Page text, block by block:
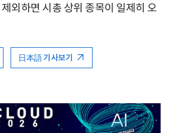
외하면 시총 상위 종목이 일제히 오
日本語 기사보기